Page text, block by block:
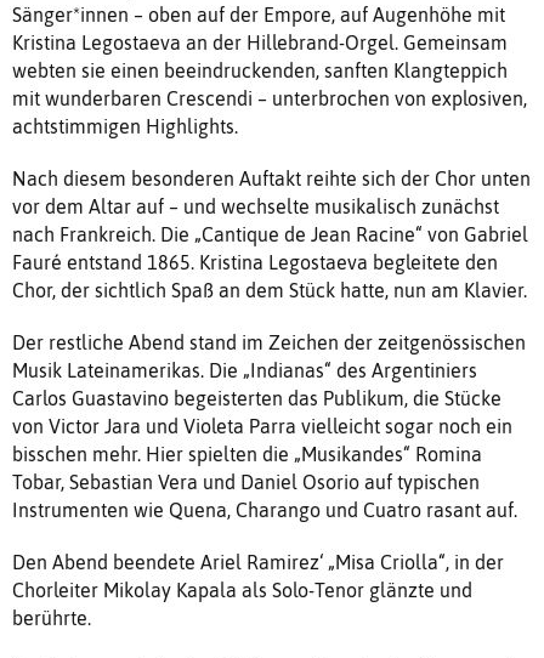
Sänger*innen – oben auf der Empore, auf Augenhöhe mit
Kristina Legostaeva an der Hillebrand-Orgel. Gemeinsam
webten sie einen beeindruckenden, sanften Klangteppich
mit wunderbaren Crescendi – unterbrochen von explosiven,
achtstimmigen Highlights.
Nach diesem besonderen Auftakt reihte sich der Chor unten
vor dem Altar auf – und wechselte musikalisch zunächst
nach Frankreich. Die „Cantique de Jean Racine“ von Gabriel
Fauré entstand 1865. Kristina Legostaeva begleitete den
Chor, der sichtlich Spaß an dem Stück hatte, nun am Klavier.
Der restliche Abend stand im Zeichen der zeitgenössischen
Musik Lateinamerikas. Die „Indianas“ des Argentiniers
Carlos Guastavino begeisterten das Publikum, die Stücke
von Victor Jara und Violeta Parra vielleicht sogar noch ein
bisschen mehr. Hier spielten die „Musikandes“ Romina
Tobar, Sebastian Vera und Daniel Osorio auf typischen
Instrumenten wie Quena, Charango und Cuatro rasant auf.
Den Abend beendete Ariel Ramirez‘ „Misa Criolla“, in der
Chorleiter Mikolay Kapala als Solo-Tenor glänzte und
berührte.